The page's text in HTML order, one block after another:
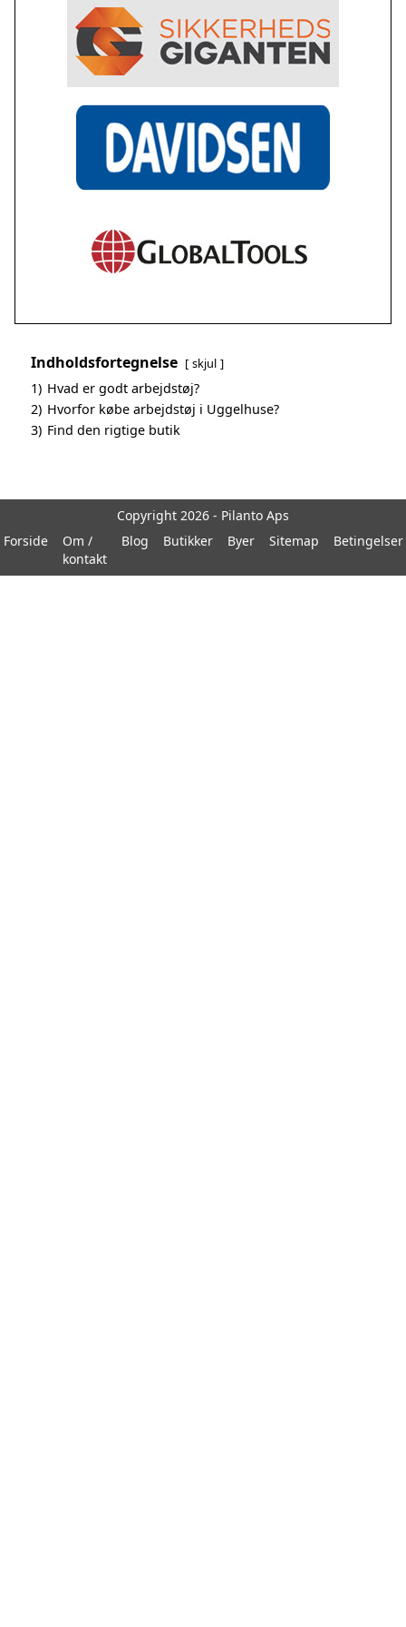
Indholdsfortegnelse skjul
1) Hvad er godt arbejdstøj?
2) Hvorfor købe arbejdstøj i Uggelhuse?
3) Find den rigtige butik
Copyright 2026 - Pilanto Aps
Forside
Om /
kontakt
Blog Butikker Byer Sitemap Betingelser